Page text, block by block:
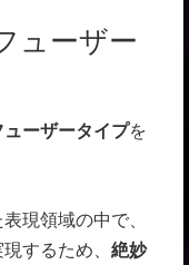
ューザー
ーザータイプを
現領域の中で、
するため、 絶妙